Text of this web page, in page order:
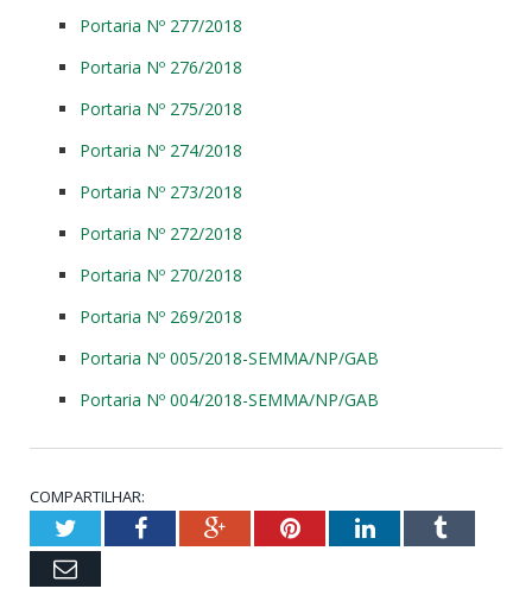
Portaria Nº 277/2018
Portaria Nº 276/2018
Portaria Nº 275/2018
Portaria Nº 274/2018
Portaria Nº 273/2018
Portaria Nº 272/2018
Portaria Nº 270/2018
Portaria Nº 269/2018
Portaria Nº 005/2018-SEMMA/NP/GAB
Portaria Nº 004/2018-SEMMA/NP/GAB
COMPARTILHAR:
TwitterFacebookGoogle+PinterestLinkedInTumblr
Email